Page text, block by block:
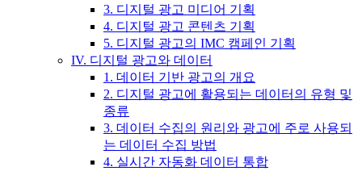
3. 디지털 광고 미디어 기획
4. 디지털 광고 콘텐츠 기획
5. 디지털 광고의 IMC 캠페인 기획
IV. 디지털 광고와 데이터
1. 데이터 기반 광고의 개요
2. 디지털 광고에 활용되는 데이터의 유형 및
종류
3. 데이터 수집의 원리와 광고에 주로 사용되
는 데이터 수집 방법
4. 실시간 자동화 데이터 통합